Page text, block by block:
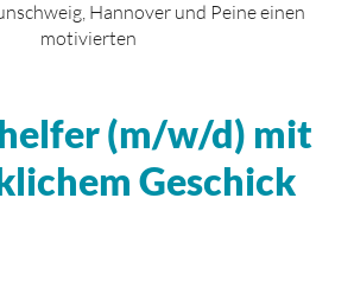
Hannover und Peine einen
motivierten
(m/w/d) mit
Geschick